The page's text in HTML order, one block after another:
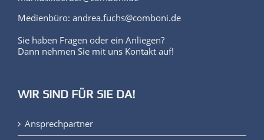
Medienbüro: andrea.fuchs@comboni.de
Sie haben Fragen oder ein Anliegen?
Dann nehmen Sie mit uns Kontakt auf!
WIR SIND FÜR SIE DA!
Ansprechpartner